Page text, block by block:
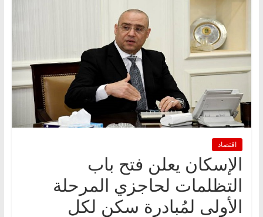
اقتصاد
الإسكان يعلن فتح باب
التظلمات لحاجزي المرحلة
الأولى لمُبادرة سكن لكل